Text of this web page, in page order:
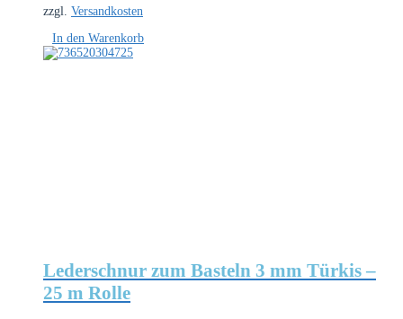
zzgl. Versandkosten
In den Warenkorb
Lederschnur zum Basteln 3 mm Türkis –
25 m Rolle